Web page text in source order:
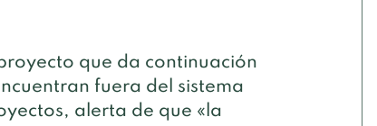
que da continuación
fuera del sistema
alerta de que «la